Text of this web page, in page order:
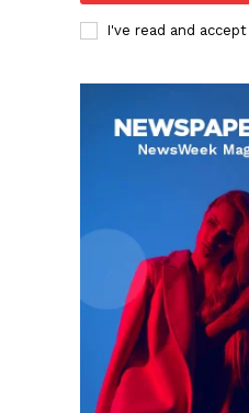
I've read and